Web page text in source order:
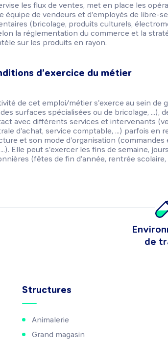
les flux de ventes, met en place les
équipe de vendeurs et d'employés de libre-
(bricolage, produits culturels,
la réglementation du commerce et la
sur les produits en rayon.
d’exercice du métier
de cet emploi/métier s'exerce au sein de
surfaces spécialisées ou de bricolage, ...),
avec différents services et intervenants
d'achat, service comptable, ...) parfois en
et son mode d'organisation (commandes
Elle peut s'exercer les fins de semaine,
(fêtes de fin d'année, rentrée scolaire,
de
Structures
Animalerie
Grand magasin